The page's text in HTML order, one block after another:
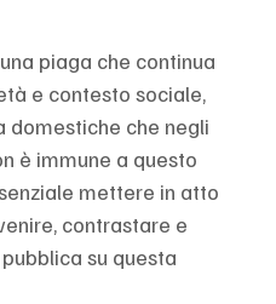
piaga che continua
e contesto sociale,
domestiche che negli
è immune a questo
mettere in atto
contrastare e
su questa